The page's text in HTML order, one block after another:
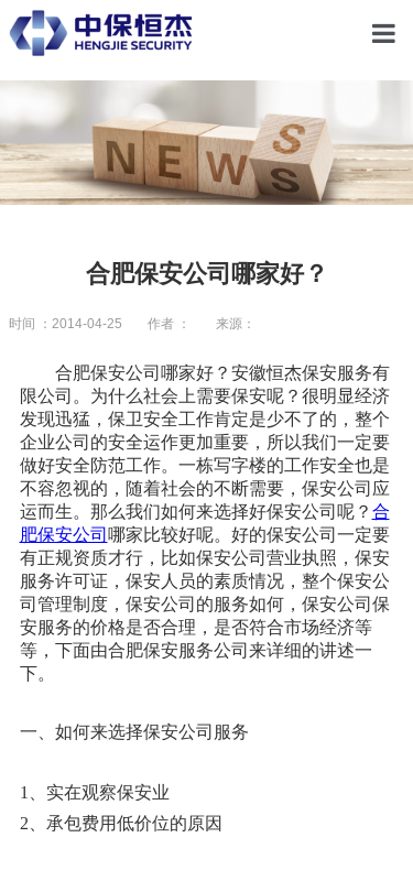
关
合肥保安公司哪家好？
时间 ：2014-04-25 作者 ： 来源：
合肥保安公司哪家好？安徽恒杰保安服务有
限公司。为什么社会上需要保安呢？很明显经济
发现迅猛，保卫安全工作肯定是少不了的，整个
企业公司的安全运作更加重要，所以我们一定要
做好安全防范工作。一栋写字楼的工作安全也是
不容忽视的，随着社会的不断需要，保安公司应
运而生。那么我们如何来选择好保安公司呢？ 合
肥保安公司 哪家比较好呢。好的保安公司一定要
有正规资质才行，比如保安公司营业执照，保安
服务许可证，保安人员的素质情况，整个保安公
司管理制度，保安公司的服务如何，保安公司保
安服务的价格是否合理，是否符合市场经济等
等，下面由合肥保安服务公司 来详细的讲述一
下。
一、如何来选择保安公司服务
1、实在观察保安业
2、承包费用低价位的原因